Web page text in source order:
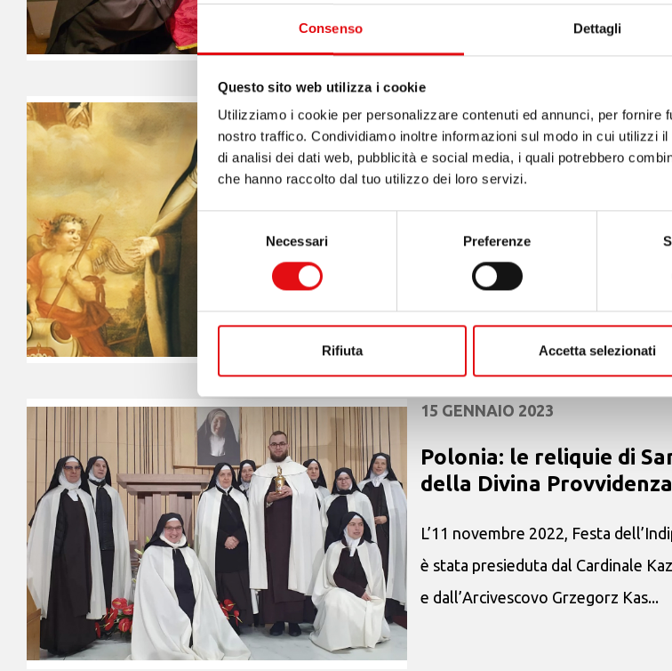
Consenso Dettagli
Questo sito web utilizza i cookie
Utilizziamo i cookie per personalizzare contenuti ed annunci, per fornire
nostro traffico. Condividiamo inoltre informazioni sul modo in cui utilizzi
di analisi dei dati web, pubblicità e social media, i quali potrebbero
che hanno raccolto dal tuo utilizzo dei loro servizi.
Necessari Preferenze
Rifiuta Accetta selezionati
2 FEBBRAIO 2024
Papa Francesco
Con un decreto firmato il 14
Anna di Gesù, figlia spirituale di
decisione apre la strada alla
15 GENNAIO 2023
Polonia: le reliquie di
della Divina Provvidenza
L’11 novembre 2022, Festa
è stata presieduta dal Cardinale
e dall’Arcivescovo Grzegorz Kas...